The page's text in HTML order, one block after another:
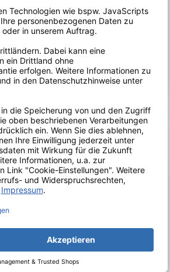
Vorschau
Medizinischer Sauerstoff 2 Liter
Aluflasche superleicht, med. O2
nach...
190,99 €
-59,00 €